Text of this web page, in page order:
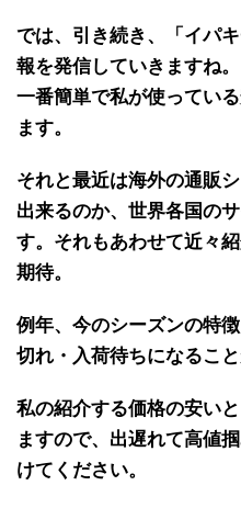
では、引き続き、「 イパ
報を発信していきますね。
一番簡単で私が使ってい
ます。
それと最近は海外の通販
出来るのか、世界各国の
す。それもあわせて近々
期待。
例年、 今のシーズンの特徴
切れ・入荷待ちになるこ
私の紹介する価格の安い
ますので、出遅れて高値
けてください。